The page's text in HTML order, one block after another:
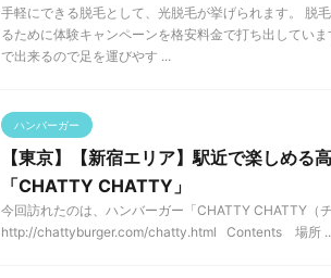
手軽にできる脱毛として、光脱毛が挙げられます。 脱
るために体験キャンペーンを格安料金で打ち出してい
で出来るので足を運びやす ...
ハンバーガー
【東京】【新宿エリア】駅近で楽しめる
「CHATTY CHATTY」
今回訪れたのは、ハンバーガー「CHATTY CHATTY（
http://chattyburger.com/chatty.html Contents 場所